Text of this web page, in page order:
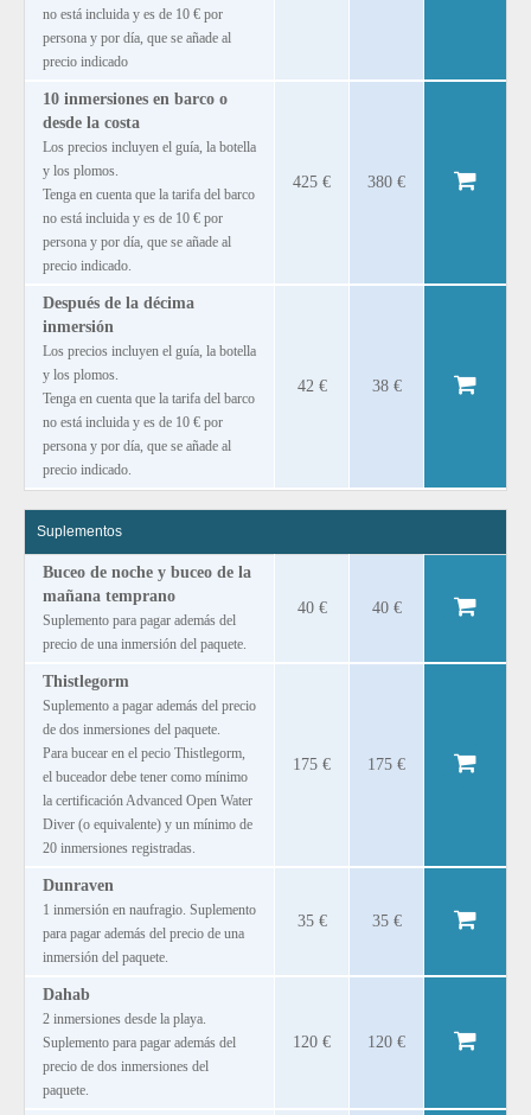
no está incluida y es de 10 € por
persona y por día, que se añade al
precio indicado
10 inmersiones en barco o
desde la costa
Los precios incluyen el guía, la botella
y los plomos.
Tenga en cuenta que la tarifa del barco
no está incluida y es de 10 € por
persona y por día, que se añade al
precio indicado.
425 € 380 €
Después de la décima
inmersión
Los precios incluyen el guía, la botella
y los plomos.
Tenga en cuenta que la tarifa del barco
no está incluida y es de 10 € por
persona y por día, que se añade al
precio indicado.
42 € 38 €
Suplementos
Buceo de noche y buceo de la
mañana temprano
Suplemento para pagar además del
precio de una inmersión del paquete.
40 € 40 €
Thistlegorm
Suplemento a pagar además del precio
de dos inmersiones del paquete.
Para bucear en el pecio Thistlegorm,
el buceador debe tener como mínimo
la certificación Advanced Open Water
Diver (o equivalente) y un mínimo de
20 inmersiones registradas.
175 € 175 €
Dunraven
1 inmersión en naufragio. Suplemento
para pagar además del precio de una
inmersión del paquete.
35 € 35 €
Dahab
2 inmersiones desde la playa.
Suplemento para pagar además del
precio de dos inmersiones del
paquete.
120 € 120 €